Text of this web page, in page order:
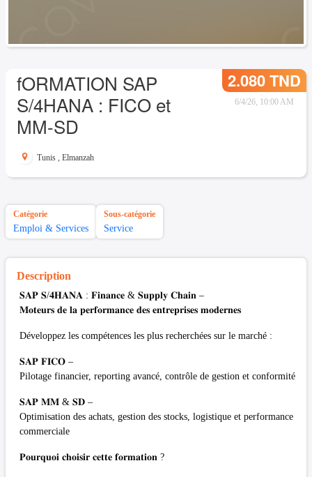
fORMATION SAP
S/4HANA : FICO et
MM-SD
2.080 TND
6/4/26, 10:00 AM
Tunis , Elmanzah
Catégorie
Emploi & Services
Sous-catégorie
Service
Description
𝐒𝐀𝐏 𝐒/𝟒𝐇𝐀𝐍𝐀 : 𝐅𝐢𝐧𝐚𝐧𝐜𝐞 & 𝐒𝐮𝐩𝐩𝐥𝐲 𝐂𝐡𝐚𝐢𝐧 –
𝐌𝐨𝐭𝐞𝐮𝐫𝐬 𝐝𝐞 𝐥𝐚 𝐩𝐞𝐫𝐟𝐨𝐫𝐦𝐚𝐧𝐜𝐞 𝐝𝐞𝐬 𝐞𝐧𝐭𝐫𝐞𝐩𝐫𝐢𝐬𝐞𝐬 𝐦𝐨𝐝𝐞𝐫𝐧𝐞𝐬
Développez les compétences les plus recherchées sur le marché :
𝐒𝐀𝐏 𝐅𝐈𝐂𝐎 –
Pilotage financier, reporting avancé, contrôle de gestion et conformité
𝐒𝐀𝐏 𝐌𝐌 & 𝐒𝐃 –
Optimisation des achats, gestion des stocks, logistique et performance
commerciale
𝐏𝐨𝐮𝐫𝐪𝐮𝐨𝐢 𝐜𝐡𝐨𝐢𝐬𝐢𝐫 𝐜𝐞𝐭𝐭𝐞 𝐟𝐨𝐫𝐦𝐚𝐭𝐢𝐨𝐧 ?